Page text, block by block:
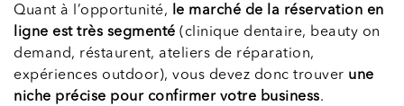
Quant à l’opportunité,
le marché de la réservation en
ligne est très segmenté (clinique dentaire, beauty on
demand, réstaurent, ateliers de réparation,
expériences outdoor), vous devez donc trouver une
niche précise pour confirmer votre business.